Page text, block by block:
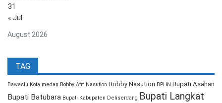
August 2026
« Jul
31
TAG
Bawaslu Kota medan Bobby Afif Nasution Bobby Nasution BPHN Bupati Asahan
Bupati Batubara Bupati Kabupaten Deliserdang Bupati Langkat